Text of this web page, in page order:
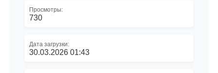
Просмотры:
730
Дата загрузки:
30.03.2026 01:43